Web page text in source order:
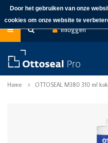
Inloggen
Home OTTOSEAL M380 310 ml
Door het gebruiken van onze
cookies om onze website te